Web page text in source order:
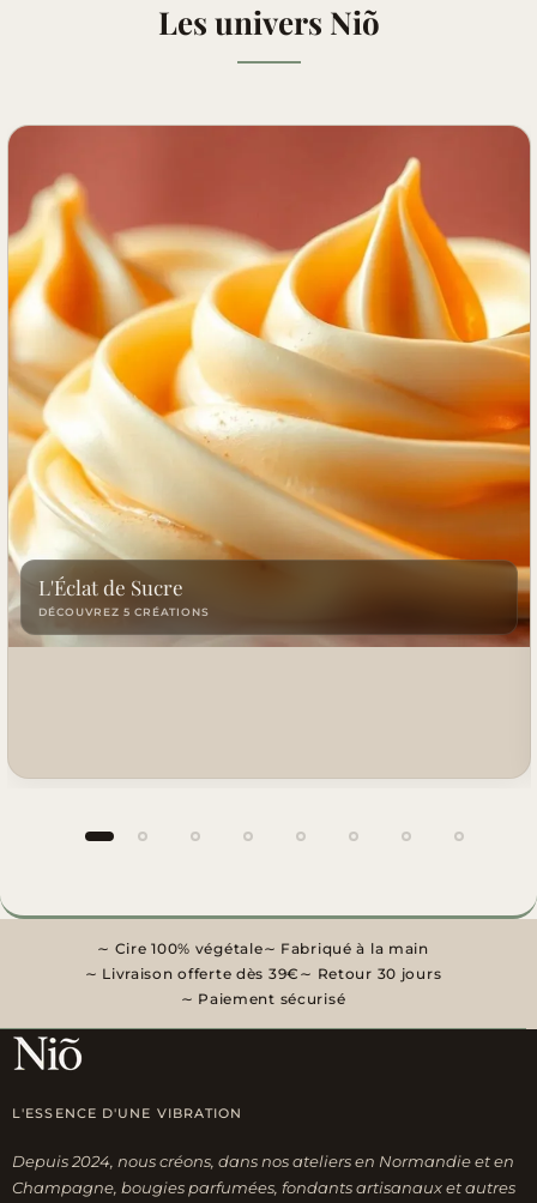
Les univers Niõ
L'Éclat de Sucre
DÉCOUVREZ 5 CRÉATIONS
Cire 100% végétale
Fabriqué à la main
Livraison offerte dès 39€
Retour 30 jours
Paiement sécurisé
L'ESSENCE D'UNE VIBRATION
Depuis 2024, nous créons, dans nos ateliers en Normandie et en
Champagne, bougies parfumées, fondants artisanaux et autres